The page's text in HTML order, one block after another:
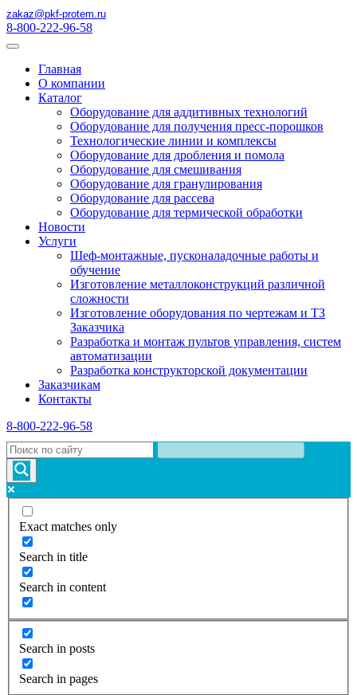
zakaz@pkf-protem.ru
8-800-222-96-58
Главная
О компании
Каталог
Оборудование для аддитивных технологий
Оборудование для получения пресс-порошков
Технологические линии и комплексы
Оборудование для дробления и помола
Оборудование для смешивания
Оборудование для гранулирования
Оборудование для рассева
Оборудование для термической обработки
Новости
Услуги
Шеф-монтажные, пусконаладочные работы и
обучение
Изготовление металлоконструкций различной
сложности
Изготовление оборудования по чертежам и ТЗ
Заказчика
Разработка и монтаж пультов управления, систем
автоматизации
Разработка конструкторской документации
Заказчикам
Контакты
8-800-222-96-58
Exact matches only
Search in title
Search in content
Search in posts
Search in pages